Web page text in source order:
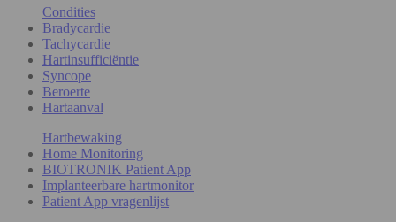
Condities
Bradycardie
Tachycardie
Hartinsufficiëntie
Syncope
Beroerte
Hartaanval
Hartbewaking
Home Monitoring
BIOTRONIK Patient App
Implanteerbare hartmonitor
Patient App vragenlijst